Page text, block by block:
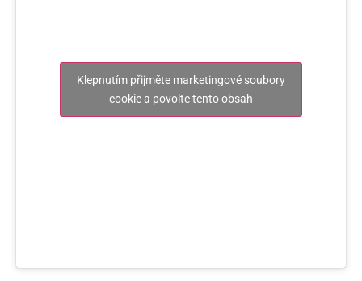
Klepnutím přijměte marketingové soubory
cookie a povolte tento obsah